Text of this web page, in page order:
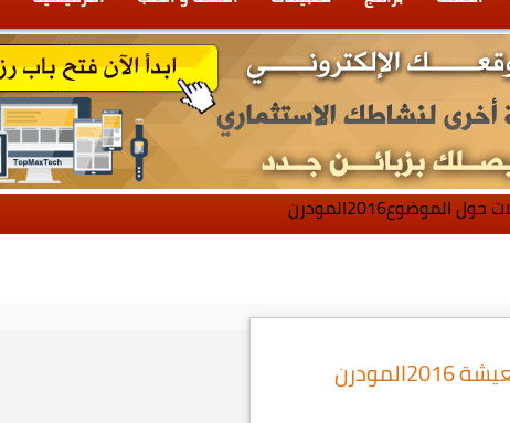
الموضوع2016المودرن
ديكورات منزليه لغرف المعيشة 2016المودرن